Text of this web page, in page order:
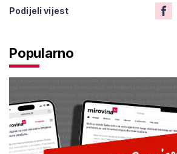
Podijeli vijest
Popularno